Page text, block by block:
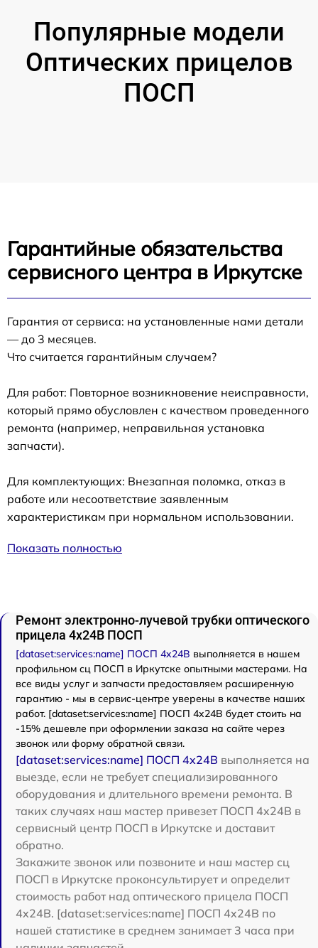
Популярные модели
Оптических прицелов
ПОСП
Гарантийные обязательства
сервисного центра в Иркутске
Гарантия от сервиса: на установленные нами детали
— до 3 месяцев.
Что считается гарантийным случаем?
Для работ: Повторное возникновение неисправности,
который прямо обусловлен с качеством проведенного
ремонта (например, неправильная установка
запчасти).
Для комплектующих: Внезапная поломка, отказ в
работе или несоответствие заявленным
характеристикам при нормальном использовании.
Показать полностью
Ремонт электронно-лучевой трубки оптического
прицела 4x24B ПОСП
[dataset:services:name] ПОСП 4x24B выполняется в нашем
профильном сц ПОСП в Иркутске опытными мастерами. На
все виды услуг и запчасти предоставляем расширенную
гарантию - мы в сервис-центре уверены в качестве наших
работ. [dataset:services:name] ПОСП 4x24B будет стоить на
-15% дешевле при оформлении заказа на сайте через
звонок или форму обратной связи.
[dataset:services:name] ПОСП 4x24B выполняется на
выезде, если не требует специализированного
оборудования и длительного времени ремонта. В
таких случаях наш мастер привезет ПОСП 4x24B в
сервисный центр ПОСП в Иркутске и доставит
обратно.
Закажите звонок или позвоните и наш мастер сц
ПОСП в Иркутске проконсультирует и определит
стоимость работ над оптического прицела ПОСП
4x24B. [dataset:services:name] ПОСП 4x24B по
нашей статистике в среднем занимает 3 часа при